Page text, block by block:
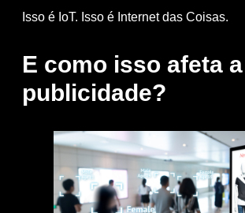
Isso é IoT. Isso é Internet das Coisas.
E como isso afeta a
publicidade?